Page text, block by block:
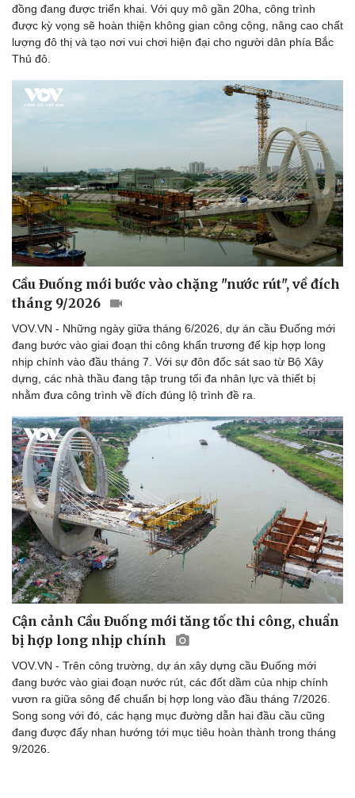
Thể thao
Bóng đá
Lịch thi đấu bóng đá
Thế giới thể thao
Ô tô - Xe máy
Ô tô
Xe máy
đồng đang được triển khai. Với quy mô gần 20ha, công trình
được kỳ vọng sẽ hoàn thiện không gian công cộng, nâng cao chất
lượng đô thị và tạo nơi vui chơi hiện đại cho người dân phía Bắc
Thủ đô.
Cầu Đuống mới bước vào chặng "nước rút", về đích
tháng 9/2026
VOV.VN - Những ngày giữa tháng 6/2026, dự án cầu Đuống mới
đang bước vào giai đoạn thi công khẩn trương để kịp hợp long
nhịp chính vào đầu tháng 7. Với sự đôn đốc sát sao từ Bộ Xây
dựng, các nhà thầu đang tập trung tối đa nhân lực và thiết bị
nhằm đưa công trình về đích đúng lộ trình đề ra.
Cận cảnh Cầu Đuống mới tăng tốc thi công, chuẩn
bị hợp long nhịp chính
VOV.VN - Trên công trường, dự án xây dựng cầu Đuống mới
đang bước vào giai đoạn nước rút, các đốt dầm của nhịp chính
vươn ra giữa sông để chuẩn bị hợp long vào đầu tháng 7/2026.
Song song với đó, các hạng mục đường dẫn hai đầu cầu cũng
đang được đẩy nhan hướng tới mục tiêu hoàn thành trong tháng
9/2026.